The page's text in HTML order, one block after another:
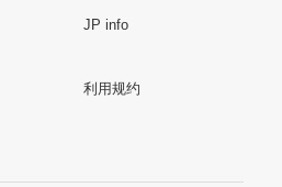
JP info
利用规约